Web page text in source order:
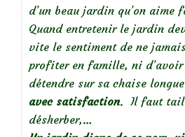
d’un beau jardin qu’on aime
Quand entretenir le jardin
vite le sentiment de ne
profiter en famille, ni
détendre sur sa chaise
avec satisfaction. Il faut
désherber,…